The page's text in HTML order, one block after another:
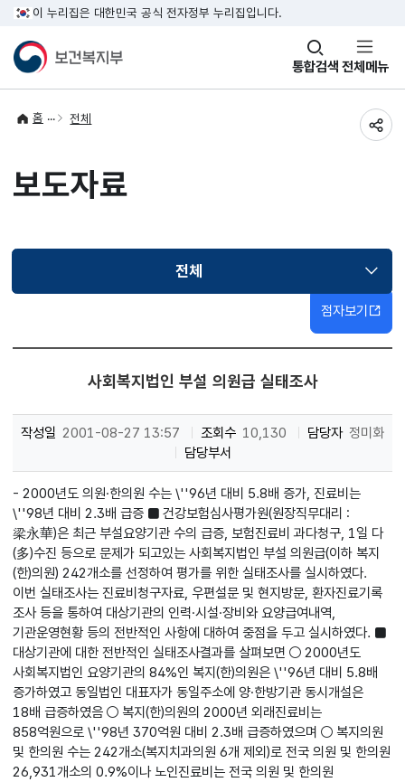
이 누리집은 대한민국 공식 전자정부 누리집입니다.
통합검색
창
열기 전체메뉴
홈 전체
보도자료
전체선택됨
점자보기
사회복지법인 부설 의원급 실태조사
작성일 2001-08-27 13:57 조회수 10,130 담당자 정미화
담당부서
- 2000년도 의원·한의원 수는 \''96년 대비 5.8배 증가, 진료비는
\''98년 대비 2.3배 급증 ■ 건강보험심사평가원(원장직무대리 :
梁永華)은 최근 부설요양기관 수의 급증, 보험진료비 과다청구, 1일 다
(多)수진 등으로 문제가 되고있는 사회복지법인 부설 의원급(이하 복지
(한)의원) 242개소를 선정하여 평가를 위한 실태조사를 실시하였다.
이번 실태조사는 진료비청구자료, 우편설문 및 현지방문, 환자진료기록
조사 등을 통하여 대상기관의 인력·시설·장비와 요양급여내역,
기관운영현황 등의 전반적인 사항에 대하여 중점을 두고 실시하였다. ■
대상기관에 대한 전반적인 실태조사결과를 살펴보면 ○ 2000년도
사회복지법인 요양기관의 84%인 복지(한)의원은 \''96년 대비 5.8배
증가하였고 동일법인 대표자가 동일주소에 양·한방기관 동시개설은
18배 급증하였음 ○ 복지(한)의원의 2000년 외래진료비는
858억원으로 \''98년 370억원 대비 2.3배 급증하였으며 ○ 복지의원
및 한의원 수는 242개소(복지치과의원 6개 제외)로 전국 의원 및 한의원
26,931개소의 0.9%이나 노인진료비는 전국 의원 및 한의원